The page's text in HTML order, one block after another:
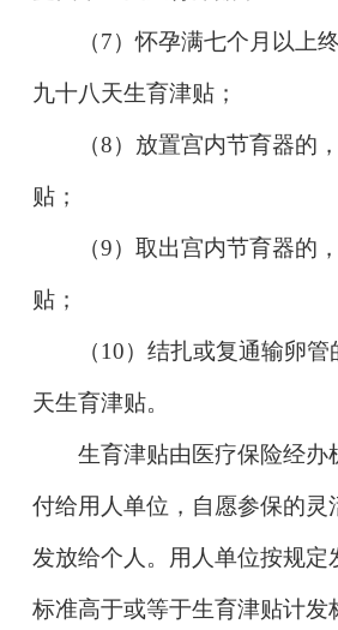
（7）怀孕满七个月以上
九十八天生育津贴；
（8）放置宫内节育器的
贴；
（9）取出宫内节育器的
贴；
（10）结扎或复通输卵
天生育津贴。
生育津贴由医疗保险经办
付给用人单位，自愿参保的灵
发放给个人。用人单位按规定
标准高于或等于生育津贴计发